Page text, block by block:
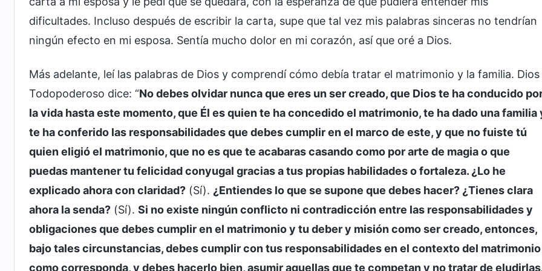
dificultades. Incluso después de escribir la carta, supe que tal vez mis palabras sinceras no tendrían
ningún efecto en mi esposa. Sentía mucho dolor en mi corazón, así que oré a Dios.
Más adelante, leí las palabras de Dios y comprendí cómo debía tratar el matrimonio y la familia. Dios
Todopoderoso dice: “No debes olvidar nunca que eres un ser creado, que Dios te ha conducido
la vida hasta este momento, que Él es quien te ha concedido el matrimonio, te ha dado una familia
te ha conferido las responsabilidades que debes cumplir en el marco de este, y que no fuiste tú
quien eligió el matrimonio, que no es que te acabaras casando como por arte de magia o que
puedas mantener tu felicidad conyugal gracias a tus propias habilidades o fortaleza. ¿Lo he
explicado ahora con claridad? (Sí). ¿Entiendes lo que se supone que debes hacer? ¿Tienes clara
ahora la senda? (Sí). Si no existe ningún conflicto ni contradicción entre las responsabilidades y
obligaciones que debes cumplir en el matrimonio y tu deber y misión como ser creado, entonces,
bajo tales circunstancias, debes cumplir con tus responsabilidades en el contexto del matrimonio
como corresponda, y debes hacerlo bien, asumir aquellas que te competan y no tratar de